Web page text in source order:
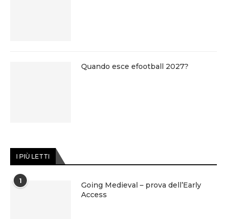
Quando esce efootball 2027?
I PIÙ LETTI
1
Going Medieval – prova dell’Early
Access